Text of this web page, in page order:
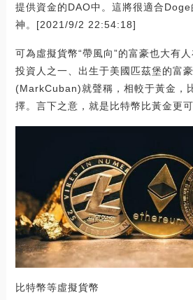
提供資金的DAO中。這將很適合
神。[2021/9/2 22:54:18]
可為虛擬貨幣“帶風向”的富豪也大有
投資人之一、出生于美國匹茲堡的富
(MarkCuban)就聲稱，相較于黃金，
擇。言下之意，就是比特幣比黃金更
比特幣等虛擬貨幣